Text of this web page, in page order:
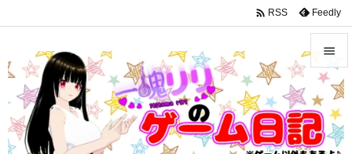
google-site-verification: googleffbc969efee6c755.html


メニュ

サイド
 RSS Feedly